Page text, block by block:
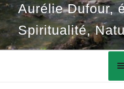
Aurélie Dufour,
Spiritualité,